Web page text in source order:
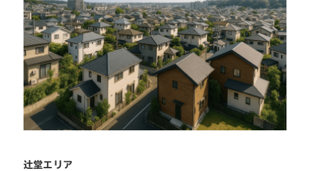
辻堂エリア